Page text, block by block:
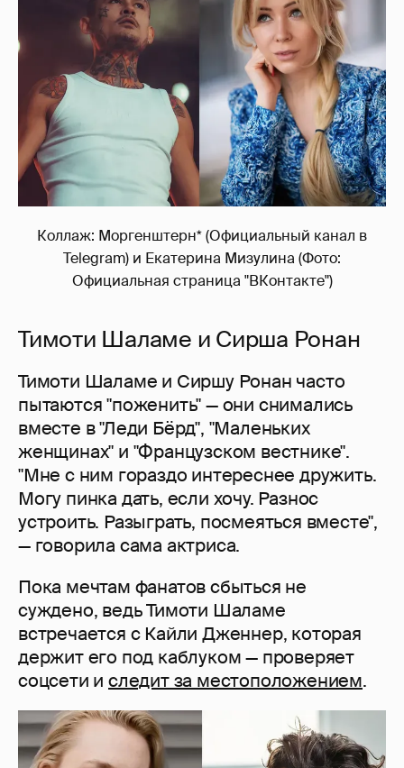
Коллаж: Моргенштерн* (Официальный канал в
Telegram) и Екатерина Мизулина (Фото:
Официальная страница "ВКонтакте")
Тимоти Шаламе и Сирша Ронан
Тимоти Шаламе и Сиршу Ронан часто
пытаются "поженить" — они снимались
вместе в "Леди Бёрд", "Маленьких
женщинах" и "Французском вестнике".
"Мне с ним гораздо интереснее дружить.
Могу пинка дать, если хочу. Разнос
устроить. Разыграть, посмеяться вместе",
— говорила сама актриса.
Пока мечтам фанатов сбыться не
суждено, ведь Тимоти Шаламе
встречается с Кайли Дженнер, которая
держит его под каблуком — проверяет
соцсети иследит за местоположением.